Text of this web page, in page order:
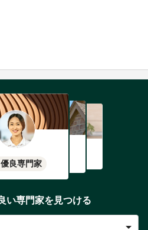
優良専門家
い専門家を見つける